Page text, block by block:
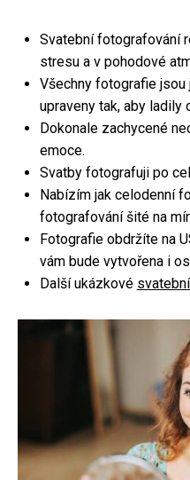
Dokument
Svatební focení
Těhotenské
Focení párů
Rodinné focení
Firemní focení
Focení
Fotoateliér
Fotokoutek
Svatební fotografování
stresu a v pohodové
Všechny fotografie
upraveny tak, aby ladily
Dokonale zachycené
emoce.
Svatby fotografuji po
Nabízím jak celodenní
fotografování šité na
Fotografie obdržíte na
vám bude vytvořena i
Další ukázkové